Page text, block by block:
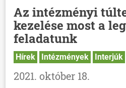
Az intézményi
kezelése most a
feladatunk
Hírek Intézmények Interjúk
2021. október 18.